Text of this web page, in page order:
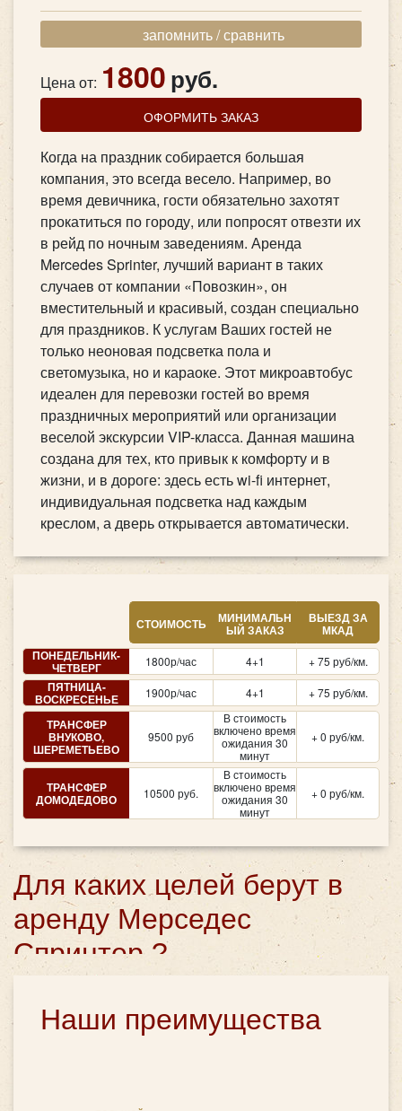
запомнить / сравнить
Цена от: 1800руб.
ОФОРМИТЬ ЗАКАЗ
Когда на праздник собирается большая
компания, это всегда весело. Например, во
время девичника, гости обязательно захотят
прокатиться по городу, или попросят отвезти их
в рейд по ночным заведениям. Аренда
Mercedes Sprinter, лучший вариант в таких
случаев от компании «Повозкин», он
вместительный и красивый, создан специально
для праздников. К услугам Ваших гостей не
только неоновая подсветка пола и
светомузыка, но и караоке. Этот микроавтобус
идеален для перевозки гостей во время
праздничных мероприятий или организации
веселой экскурсии VIP-класса. Данная машина
создана для тех, кто привык к комфорту и в
жизни, и в дороге: здесь есть wi-fi интернет,
индивидуальная подсветка над каждым
креслом, а дверь открывается автоматически.
СТОИМОСТЬ МИНИМАЛЬН
ЫЙ ЗАКАЗ
ВЫЕЗД ЗА
МКАД
ПОНЕДЕЛЬНИК-
ЧЕТВЕРГ 1800р/час 4+1 + 75 руб/км.
ПЯТНИЦА-
ВОСКРЕСЕНЬЕ 1900р/час 4+1 + 75 руб/км.
ТРАНСФЕР
ВНУКОВО,
ШЕРЕМЕТЬЕВО
9500 руб
В стоимость
включено время
ожидания 30
минут
+ 0 руб/км.
ТРАНСФЕР
ДОМОДЕДОВО 10500 руб.
В стоимость
включено время
ожидания 30
минут
+ 0 руб/км.
Для каких целей берут в
аренду Мерседес
Спринтер ?
Человек устроен таким образом, что каждое
знаменательное событие он хочет отметить. И чаще
Наши преимущества